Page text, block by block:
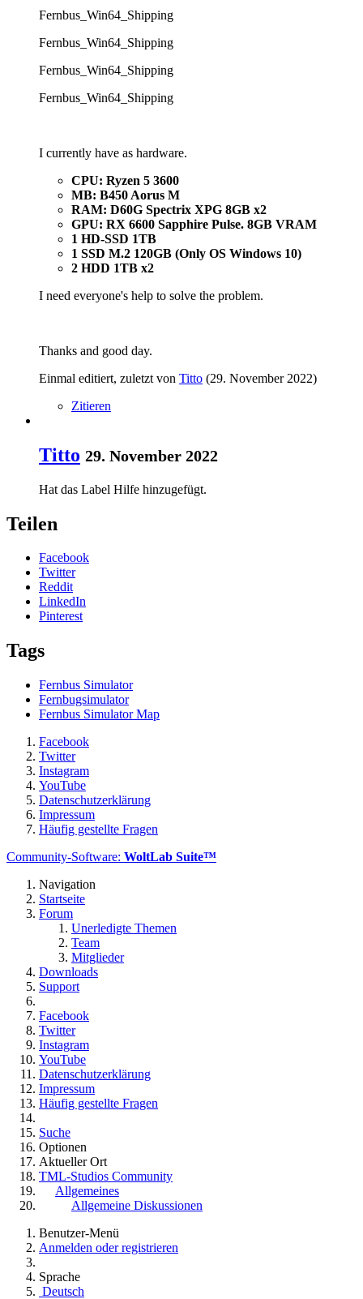
Fernbus_Win64_Shipping
Fernbus_Win64_Shipping
Fernbus_Win64_Shipping
Fernbus_Win64_Shipping
I currently have as hardware.
CPU: Ryzen 5 3600
MB: B450 Aorus M
RAM: D60G Spectrix XPG 8GB x2
GPU: RX 6600 Sapphire Pulse. 8GB VRAM
1 HD-SSD 1TB
1 SSD M.2 120GB (Only OS Windows 10)
2 HDD 1TB x2
I need everyone's help to solve the problem.
Thanks and good day.
Einmal editiert, zuletzt von Titto (29. November 2022)
Zitieren
Titto 29. November 2022
Hat das Label Hilfe hinzugefügt.
Teilen
Facebook
Twitter
Reddit
LinkedIn
Pinterest
Tags
Fernbus Simulator
Fernbugsimulator
Fernbus Simulator Map
Facebook
Twitter
Instagram
YouTube
Datenschutzerklärung
Impressum
Häufig gestellte Fragen
Community-Software: WoltLab Suite™
Navigation
Startseite
Forum
Unerledigte Themen
Team
Mitglieder
Downloads
Support
Facebook
Twitter
Instagram
YouTube
Datenschutzerklärung
Impressum
Häufig gestellte Fragen
Suche
Optionen
Aktueller Ort
TML-Studios Community
Allgemeines
Allgemeine Diskussionen
Benutzer-Menü
Anmelden oder registrieren
Sprache
Deutsch